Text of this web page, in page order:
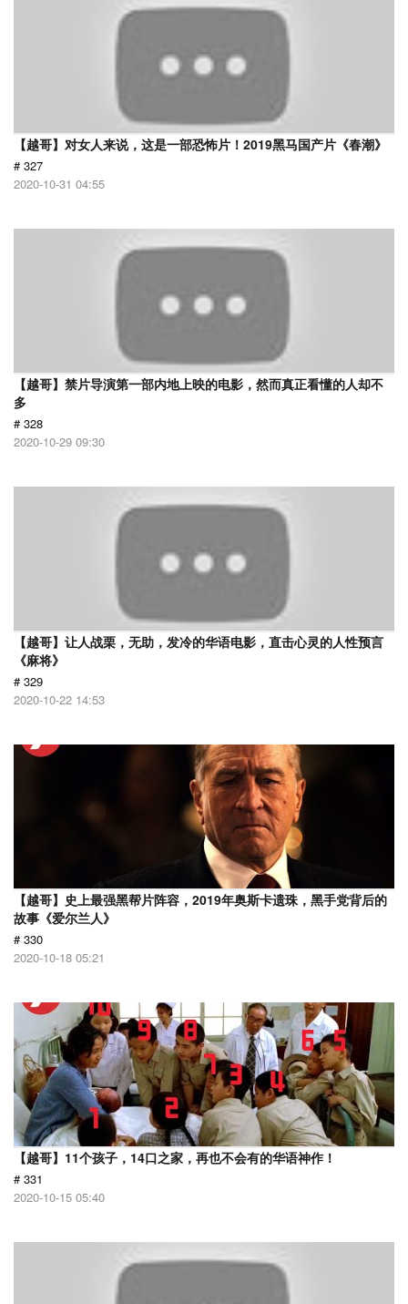
【越哥】对女人来说，这是一部恐怖片！2019黑马国产片《春潮》
# 327
2020-10-31 04:55
【越哥】禁片导演第一部内地上映的电影，然而真正看懂的人却不
多
# 328
2020-10-29 09:30
【越哥】让人战栗，无助，发冷的华语电影，直击心灵的人性预言
《麻将》
# 329
2020-10-22 14:53
【越哥】史上最强黑帮片阵容，2019年奥斯卡遗珠，黑手党背后的
故事《爱尔兰人》
# 330
2020-10-18 05:21
【越哥】11个孩子，14口之家，再也不会有的华语神作！
# 331
2020-10-15 05:40